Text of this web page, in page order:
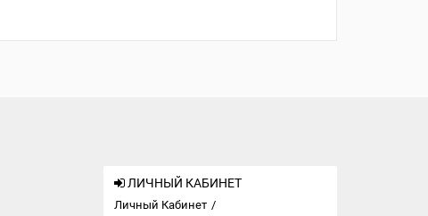
ЛИЧНЫЙ КАБИНЕТ
Личный Кабинет